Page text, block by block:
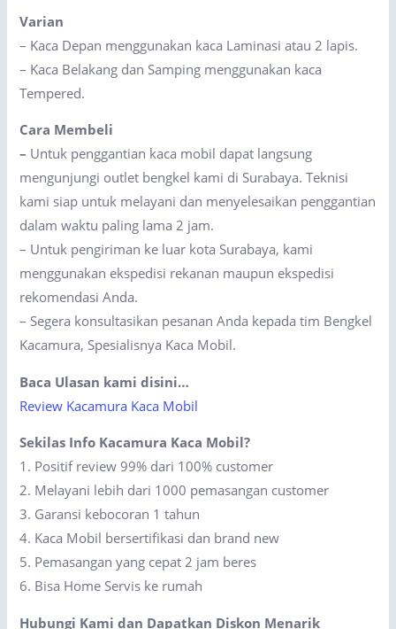
Varian
– Kaca Depan menggunakan kaca Laminasi atau 2 lapis.
– Kaca Belakang dan Samping menggunakan kaca
Tempered.
Cara Membeli
– Untuk penggantian kaca mobil dapat langsung
mengunjungi outlet bengkel kami di Surabaya. Teknisi
kami siap untuk melayani dan menyelesaikan penggantian
dalam waktu paling lama 2 jam.
– Untuk pengiriman ke luar kota Surabaya, kami
menggunakan ekspedisi rekanan maupun ekspedisi
rekomendasi Anda.
– Segera konsultasikan pesanan Anda kepada tim Bengkel
Kacamura, Spesialisnya Kaca Mobil.
Baca Ulasan kami disini…
Review Kacamura Kaca Mobil
Sekilas Info Kacamura Kaca Mobil?
1. Positif review 99% dari 100% customer
2. Melayani lebih dari 1000 pemasangan customer
3. Garansi kebocoran 1 tahun
4. Kaca Mobil bersertifikasi dan brand new
5. Pemasangan yang cepat 2 jam beres
6. Bisa Home Servis ke rumah
Hubungi Kami dan Dapatkan Diskon Menarik